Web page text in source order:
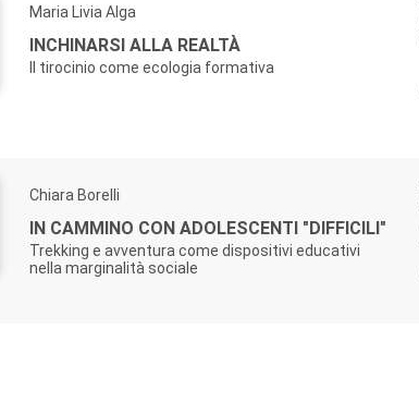
Maria Livia Alga
INCHINARSI ALLA REALTÀ
Il tirocinio come ecologia formativa
Chiara Borelli
IN CAMMINO CON ADOLESCENTI "DIFFICILI"
Trekking e avventura come dispositivi educativi
nella marginalità sociale